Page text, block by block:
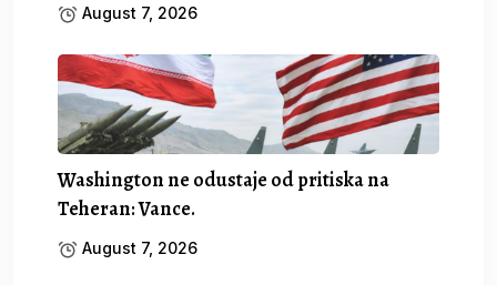
August 7, 2026
Washington ne odustaje od pritiska na
Teheran: Vance.
August 7, 2026